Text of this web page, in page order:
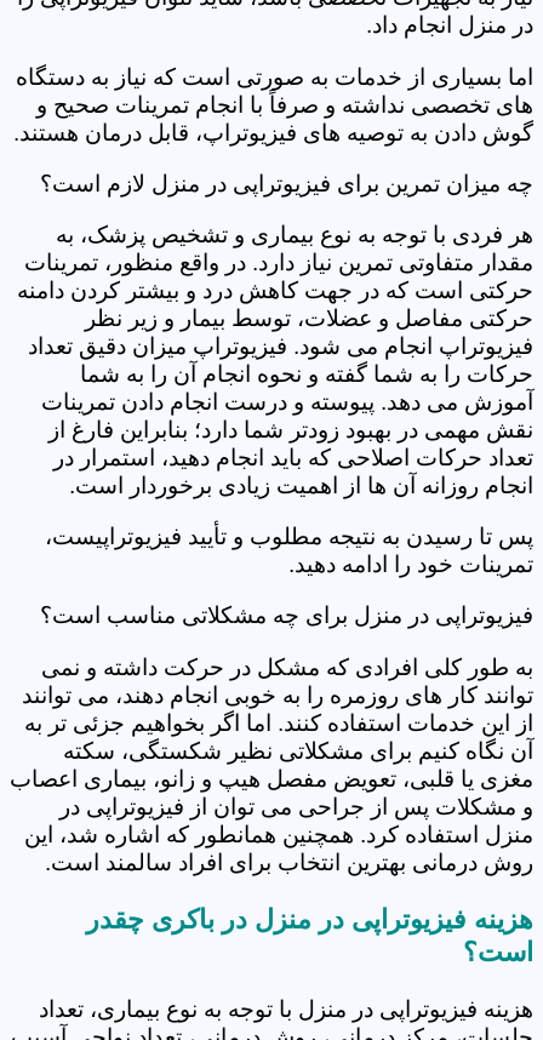
در منزل انجام داد.
اما بسیاری از خدمات به صورتی است که نیاز به دستگاه
های تخصصی نداشته و صرفاً با انجام تمرینات صحیح و
گوش دادن به توصیه های فیزیوتراپ، قابل درمان هستند.
چه میزان تمرین برای فیزیوتراپی در منزل لازم است؟
هر فردی با توجه به نوع بیماری و تشخیص پزشک، به
مقدار متفاوتی تمرین نیاز دارد. در واقع منظور، تمرینات
حرکتی است که در جهت کاهش درد و بیشتر کردن دامنه
حرکتی مفاصل و عضلات، توسط بیمار و زیر نظر
فیزیوتراپ انجام می شود. فیزیوتراپ میزان دقیق تعداد
حرکات را به شما گفته و نحوه انجام آن را به شما
آموزش می دهد. پیوسته و درست انجام دادن تمرینات
نقش مهمی در بهبود زودتر شما دارد؛ بنابراین فارغ از
تعداد حرکات اصلاحی که باید انجام دهید، استمرار در
انجام روزانه آن ها از اهمیت زیادی برخوردار است.
پس تا رسیدن به نتیجه مطلوب و تأیید فیزیوتراپیست،
تمرینات خود را ادامه دهید.
فیزیوتراپی در منزل برای چه مشکلاتی مناسب است؟
به طور کلی افرادی که مشکل در حرکت داشته و نمی
توانند کار های روزمره را به خوبی انجام دهند، می توانند
از این خدمات استفاده کنند. اما اگر بخواهیم جزئی تر به
آن نگاه کنیم برای مشکلاتی نظیر شکستگی، سکته
مغزی یا قلبی، تعویض مفصل هیپ و زانو، بیماری اعصاب
و مشکلات پس از جراحی می توان از فیزیوتراپی در
منزل استفاده کرد. همچنین همانطور که اشاره شد، این
روش درمانی بهترین انتخاب برای افراد سالمند است.
هزینه فیزیوتراپی در منزل در باکری چقدر
است؟
هزینه فیزیوتراپی در منزل با توجه به نوع بیماری، تعداد